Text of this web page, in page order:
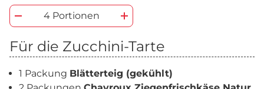
4 Portionen
Für die Zucchini-Tarte
1 Packung Blätterteig (gekühlt)